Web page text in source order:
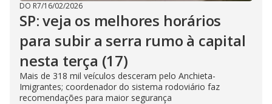
DO R7/16/02/2026
SP: veja os melhores horários
para subir a serra rumo à capital
nesta terça (17)
Mais de 318 mil veículos desceram pelo Anchieta-
Imigrantes; coordenador do sistema rodoviário faz
recomendações para maior segurança